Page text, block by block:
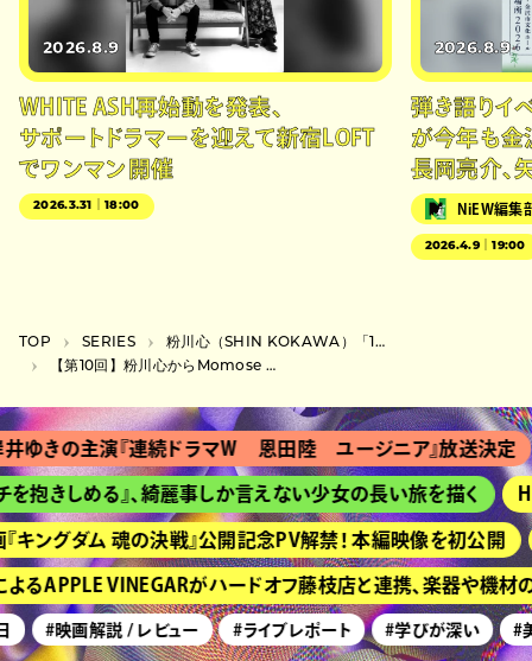
2026.8.9
WHITE ASH再始動を発表、
サポートドラマーを迎えて新宿LOFT
でワンマン開催
2026.3.31｜18:00
2026.8.9
弾き語りイ
が今年も金
長岡亮介、
NiEW編集
2026.4.9｜19:00
TOP SERIES
粉川心（SHIN KOKAWA）「13artists×3works」
【第10回】粉川心からMomose Yasunagaへの手紙
の主演『連続ドラマＷ 恩田陸 ユージニア』放送決定 『
しめる』、綺麗事しか言えない少女の長い旅を描く
グダム 魂の決戦』公開記念PV解禁！ 本編映像を初公開
APPLE VINEGARがハードオフ藤枝店と連携、楽器や機材の
#映画解説 / レビュー #ライブレポート #学びが深い #美